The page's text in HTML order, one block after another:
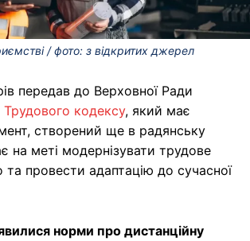
/ фото: з відкритих джерел
передав до Верховної Ради
кодексу, який має
створений ще в радянську
на меті модернізувати трудове
та провести адаптацію до сучасної
норми про дистанційну